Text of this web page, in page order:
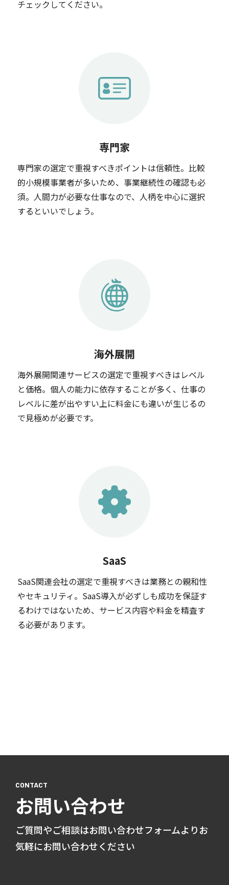
チェックしてください。
専門家
専門家の選定で重視すべきポイントは信頼性。比較
的小規模事業者が多いため、事業継続性の確認も必
須。人間力が必要な仕事なので、人柄を中心に選択
するといいでしょう。
海外展開
海外展開関連サービスの選定で重視すべきはレベル
と価格。個人の能力に依存することが多く、仕事の
レベルに差が出やすい上に料金にも違いが生じるの
で見極めが必要です。
SaaS
SaaS関連会社の選定で重視すべきは業務との親和性
やセキュリティ。SaaS導入が必ずしも成功を保証す
るわけではないため、サービス内容や料金を精査す
る必要があります。
お問い合わせ
ご質問やご相談はお問い合わせフォームよりお
気軽にお問い合わせください